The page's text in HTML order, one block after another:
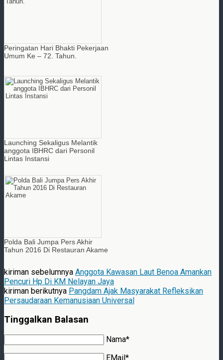
Peringatan Hari Bhakti Pekerjaan
Umum Ke – 72. Tahun.
Launching Sekaligus Melantik
anggota IBHRC dari Personil
Lintas Instansi
Polda Bali Jumpa Pers Akhir
Tahun 2016 Di Restauran Akame
kiriman sebelumnya Anggota Kawasan Laut Benoa Amankan
Pencuri Hp Di KM Nelayan Jaya
kiriman berikutnya Pangdam Ajak Masyarakat Refleksikan
Persaudaraan Kemanusiaan Universal
Tinggalkan Balasan
Nama*
EMail*